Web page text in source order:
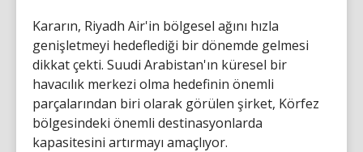
Kararın, Riyadh Air'in bölgesel ağını hızla
genişletmeyi hedeflediği bir dönemde gelmesi
dikkat çekti. Suudi Arabistan'ın küresel bir
havacılık merkezi olma hedefinin önemli
parçalarından biri olarak görülen şirket, Körfez
bölgesindeki önemli destinasyonlarda
kapasitesini artırmayı amaçlıyor.